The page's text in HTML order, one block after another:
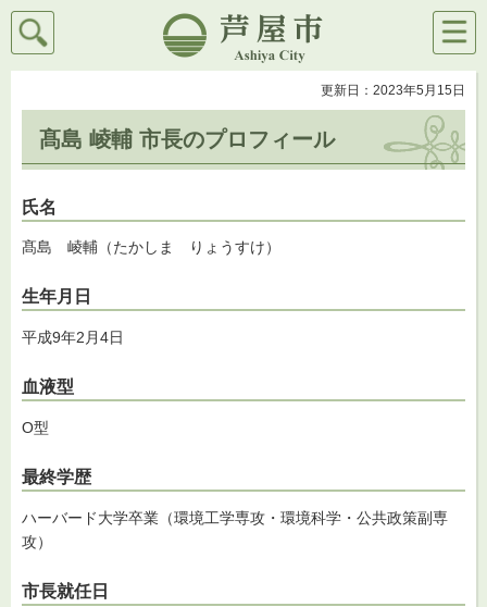
芦屋市
検索
メニ
ュー
更新日：2023年5月15日
髙島 崚輔 市長のプロフィール
氏名
髙島 崚輔（たかしま りょうすけ）
生年月日
平成9年2月4日
血液型
O型
最終学歴
ハーバード大学卒業（環境工学専攻・環境科学・公共政策副専
攻）
市長就任日